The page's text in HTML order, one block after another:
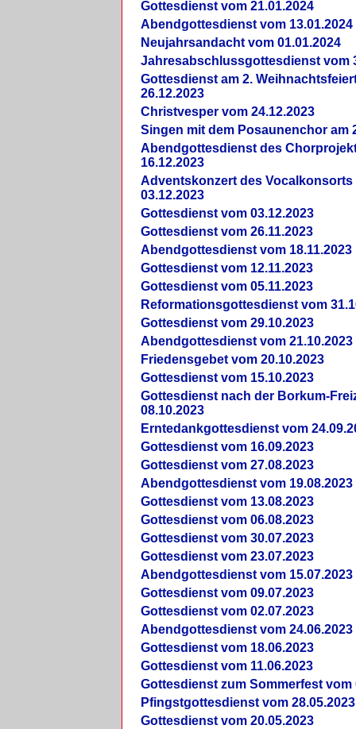
Gottesdienst vom 21.01.2024
Abendgottesdienst vom 13.01.2024
Neujahrsandacht vom 01.01.2024
Jahresabschlussgottesdienst vom
Gottesdienst am 2.
26.12.2023
Christvesper vom 24.12.2023
Singen mit dem Posaunenchor am
Abendgottesdienst des
16.12.2023
Adventskonzert des Vocalkonsorts
03.12.2023
Gottesdienst vom 03.12.2023
Gottesdienst vom 26.11.2023
Abendgottesdienst vom 18.11.2023
Gottesdienst vom 12.11.2023
Gottesdienst vom 05.11.2023
Reformationsgottesdienst vom
Gottesdienst vom 29.10.2023
Abendgottesdienst vom 21.10.2023
Friedensgebet vom 20.10.2023
Gottesdienst vom 15.10.2023
Gottesdienst nach der Borkum-
08.10.2023
Erntedankgottesdienst vom
Gottesdienst vom 16.09.2023
Gottesdienst vom 27.08.2023
Abendgottesdienst vom 19.08.2023
Gottesdienst vom 13.08.2023
Gottesdienst vom 06.08.2023
Gottesdienst vom 30.07.2023
Gottesdienst vom 23.07.2023
Abendgottesdienst vom 15.07.2023
Gottesdienst vom 09.07.2023
Gottesdienst vom 02.07.2023
Abendgottesdienst vom 24.06.2023
Gottesdienst vom 18.06.2023
Gottesdienst vom 11.06.2023
Gottesdienst zum Sommerfest vom
Pfingstgottesdienst vom 28.05.2023
Gottesdienst vom 20.05.2023